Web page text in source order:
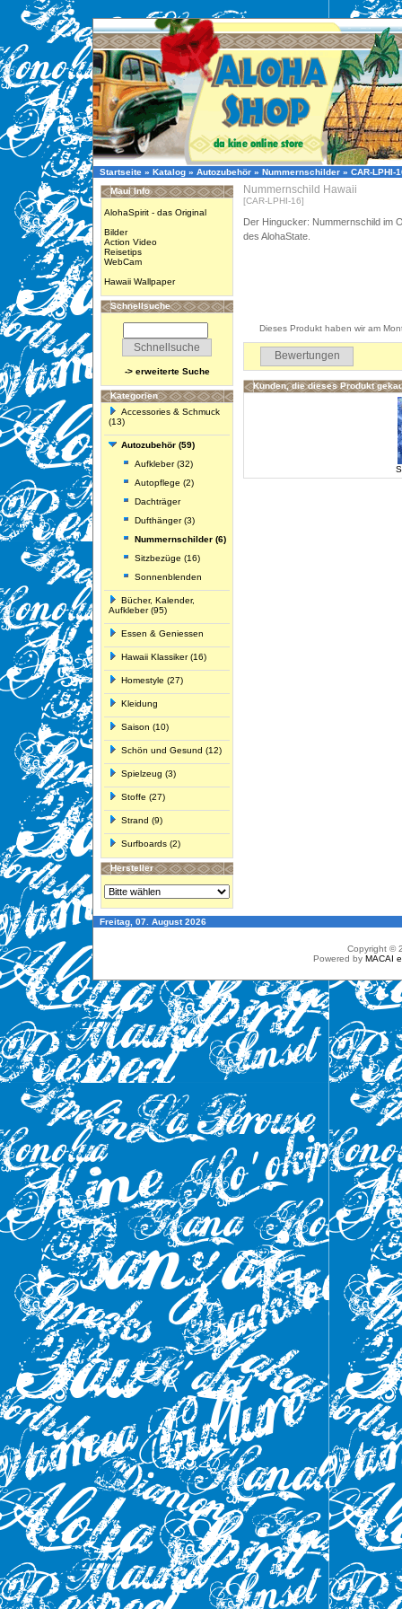
Startseite » Katalog » Autozubehör » Nummernschilder » CAR-LPHI-
Maui Info
AlohaSpirit - das Original
Bilder
Action Video
Reisetips
WebCam
Hawaii Wallpaper
Schnellsuche
-> erweiterte Suche
Kategorien
Accessories & Schmuck
(13)
Autozubehör (59)
Aufkleber (32)
Autopflege (2)
Dachträger
Dufthänger (3)
Nummernschilder (6)
Sitzbezüge (16)
Sonnenblenden
Bücher, Kalender,
Aufkleber (95)
Essen & Geniessen
Hawaii Klassiker (16)
Homestyle (27)
Kleidung
Saison (10)
Schön und Gesund (12)
Spielzeug (3)
Stoffe (27)
Strand (9)
Surfboards (2)
Hersteller
Nummernschild Hawaii
[CAR-LPHI-16]
Der Hingucker: Nummernschild im
des AlohaState.
Dieses Produkt haben wir am
Bewertungen
Kunden, die dieses Produkt
Freitag, 07. August 2026
Copyright ©
Powered by MACAI